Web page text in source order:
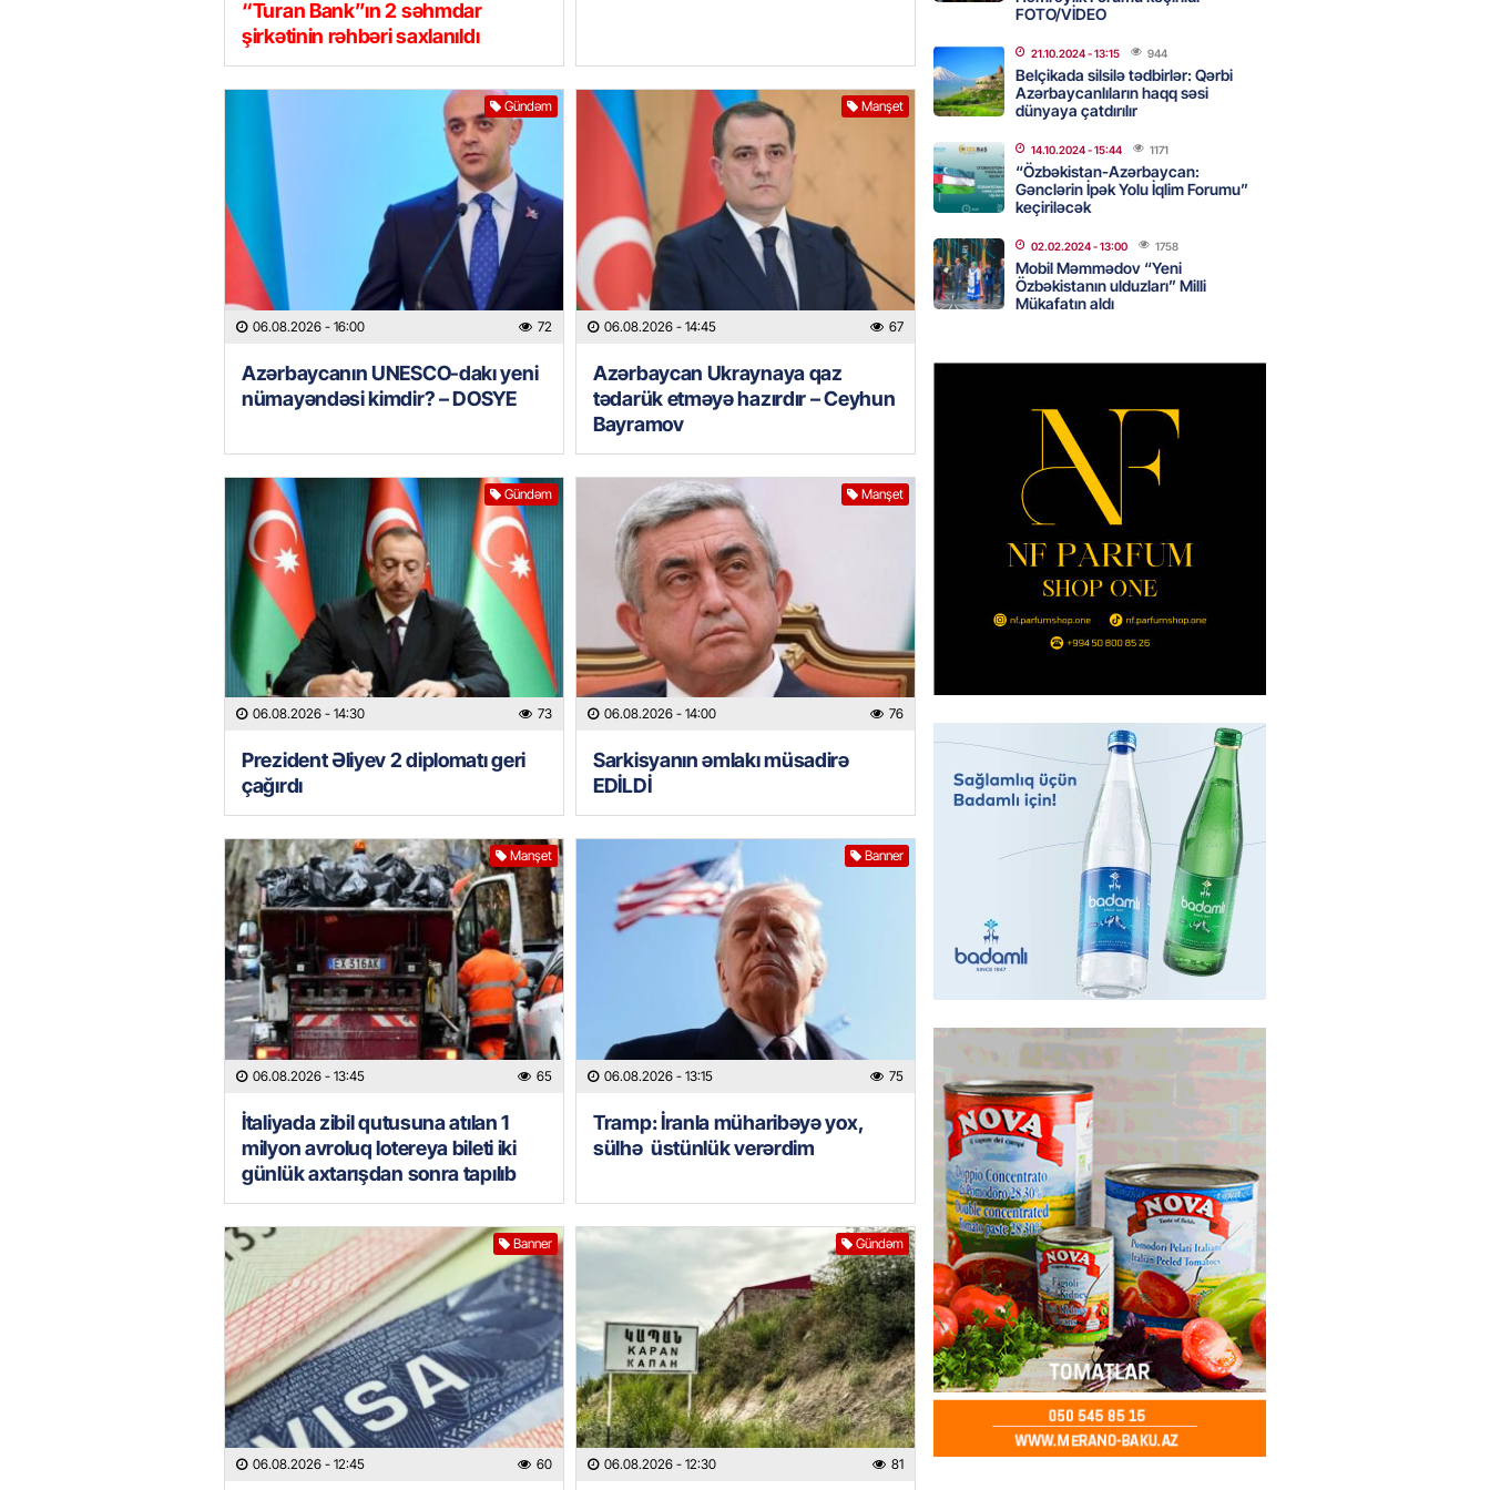
“Turan Bank”ın 2 səhmdar
şirkətinin rəhbəri saxlanıldı
Gündəm
06.08.2026 - 16:00 72
Azərbaycanın UNESCO-dakı yeni
nümayəndəsi kimdir? – DOSYE
Manşet
06.08.2026 - 14:45 67
Azərbaycan Ukraynaya qaz
tədarük etməyə hazırdır – Ceyhun
Bayramov
Gündəm
06.08.2026 - 14:30 73
Prezident Əliyev 2 diplomatı geri
çağırdı
Manşet
06.08.2026 - 14:00 76
Sarkisyanın əmlakı müsadirə
EDİLDİ
Manşet
06.08.2026 - 13:45 65
İtaliyada zibil qutusuna atılan 1
milyon avroluq lotereya bileti iki
günlük axtarışdan sonra tapılıb
Banner
06.08.2026 - 13:15 75
Tramp: İranla müharibəyə yox,
sülhə üstünlük verərdim
Banner
06.08.2026 - 12:45 60
Gündəm
06.08.2026 - 12:30 81
Birbank Star kartını indi sifariş
edin, nağdlaşdırmanı komissiyasız
edin
06.08.2026- 15:07
ÖLKƏ
təyin edəcək
06.08.2026- 15:00
Azərbaycan Ukraynaya qaz tədarük
- 14:45
Prezident Əliyev 2 diplomatı geri çağırdı
06.08.2026
Jurnalistin dənizdə batan qardaşı tələbə
MANŞET
Sarkisyanın əmlakı müsadirə EDİLDİ
06.08.2026- 14:00 76
İtaliyada zibil qutusuna atılan 1 milyon
avroluq lotereya bileti iki günlük
axtarışdan sonra tapılıb
06.08.2026- 13:45 65
HADISƏ
Tərtərdə FACİƏ – Ər-arvad yanaraq
06.08.2026- 13:30
BANNER
Tramp: İranla müharibəyə yox, sülhə
üstünlük verərdim
06.08.2026- 13:15 75
GÜNDƏM
Azərbaycan üzərindən Ermənistana
Rusiya buğdası gedib
06.08.2026- 13:00 77
ABŞ-da qalma müddətinizi aşsanız,
FOTO/VİDEO
21.10.2024- 13:15 944
Belçikada silsilə tədbirlər: Qərbi
Azərbaycanlıların haqq səsi
dünyaya çatdırılır
14.10.2024- 15:44 1171
“Özbəkistan-Azərbaycan:
Gənclərin İpək Yolu İqlim Forumu”
keçiriləcək
02.02.2024- 13:00 1758
Mobil Məmmədov “Yeni
Özbəkistanın ulduzları” Milli
Mükafatın aldı